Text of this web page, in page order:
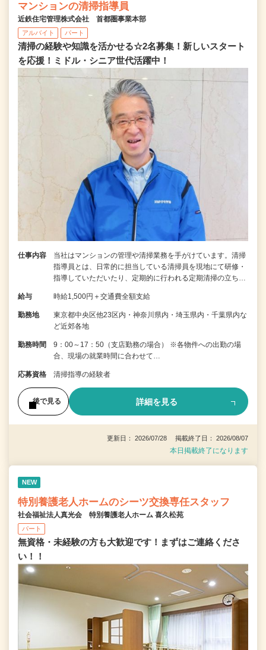
マンションの清掃指導員
近鉄住宅管理株式会社 首都圏事業本部
アルバイト パート
清掃の経験や知識を活かせる☆2名募集！新しいスタート
を応援！ミドル・シニア世代活躍中！
仕事内容
当社はマンションの管理や清掃業務を手がけています。清掃
指導員とは、日常的に担当している清掃員を現地にて研修・
指導していただいたり、定期的に行われる定期清掃の立ち…
給与 時給1,500円＋交通費全額支給
勤務地
東京都中央区他23区内・神奈川県内・埼玉県内・千葉県内な
ど近郊各地
勤務時間
9：00～17：50（支店勤務の場合） ※各物件への出勤の場
合、現場の就業時間に合わせて…
応募資格 清掃指導の経験者
後で見る 詳細を見る
更新日： 2026/07/28 掲載終了日： 2026/08/07
本日掲載終了になります
NEW
特別養護老人ホームのシーツ交換専任スタッフ
社会福祉法人真光会 特別養護老人ホーム 喜久松苑
パート
無資格・未経験の方も大歓迎です！まずはご連絡くださ
い！！